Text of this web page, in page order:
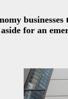
for an